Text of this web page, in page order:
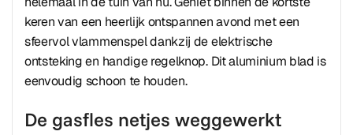
keren van een heerlijk ontspannen avond met een
sfeervol vlammenspel dankzij de elektrische
ontsteking en handige regelknop. Dit aluminium blad is
eenvoudig schoon te houden.
De gasfles netjes weggewerkt